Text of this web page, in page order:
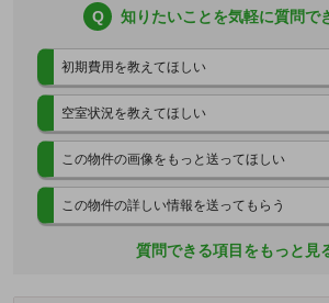
Q 知りたいことを気軽に質問で
初期費用を教えてほしい
空室状況を教えてほしい
この物件の画像をもっと送ってほしい
この物件の詳しい情報を送ってもらう
質問できる項目をもっと見